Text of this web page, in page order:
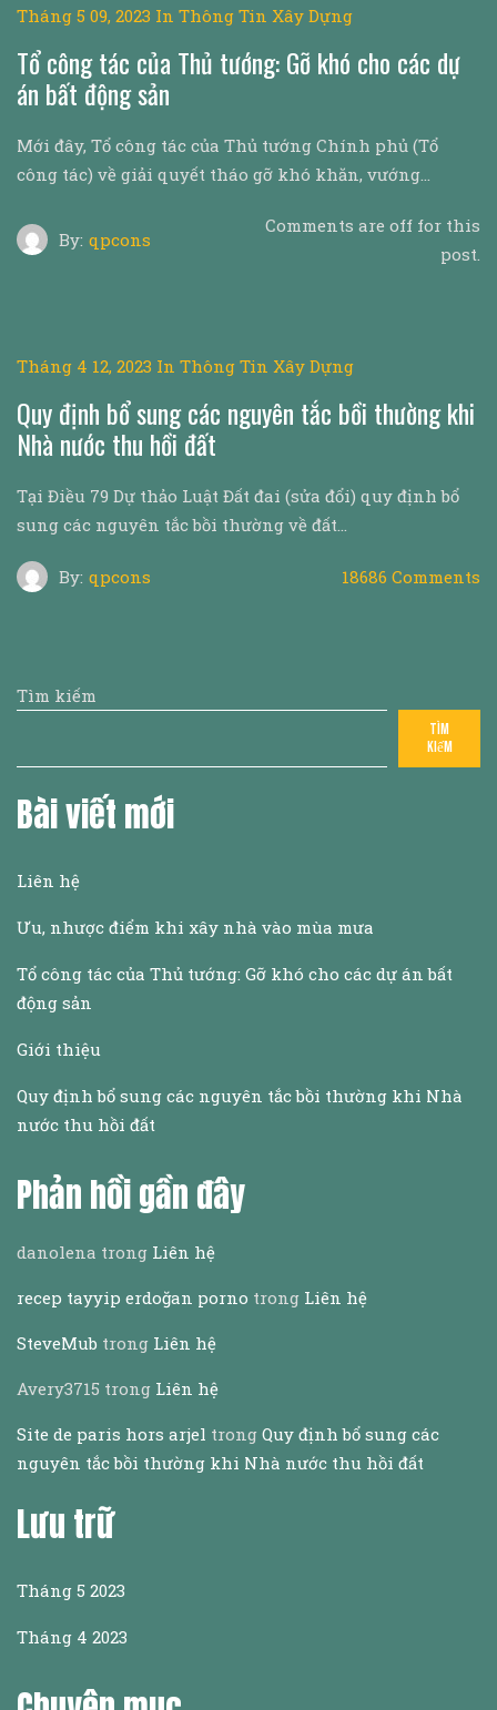
Tháng 5 09, 2023 In Thông Tin Xây Dựng
Tổ công tác của Thủ tướng: Gỡ khó cho các dự
án bất động sản
Mới đây, Tổ công tác của Thủ tướng Chính phủ (Tổ
công tác) về giải quyết tháo gỡ khó khăn, vướng…
By: qpcons
Comments are off for this
post.
Tháng 4 12, 2023 In Thông Tin Xây Dựng
Quy định bổ sung các nguyên tắc bồi thường khi
Nhà nước thu hồi đất
Tại Điều 79 Dự thảo Luật Đất đai (sửa đổi) quy định bổ
sung các nguyên tắc bồi thường về đất…
By: qpcons 18686 Comments
Tìm kiếm
Tìm
kiếm
Bài viết mới
Liên hệ
Ưu, nhược điểm khi xây nhà vào mùa mưa
Tổ công tác của Thủ tướng: Gỡ khó cho các dự án bất
động sản
Giới thiệu
Quy định bổ sung các nguyên tắc bồi thường khi Nhà
nước thu hồi đất
Phản hồi gần đây
danolena trong Liên hệ
recep tayyip erdoğan porno trong Liên hệ
SteveMub trong Liên hệ
Avery3715 trong Liên hệ
Site de paris hors arjel trong Quy định bổ sung các
nguyên tắc bồi thường khi Nhà nước thu hồi đất
Lưu trữ
Tháng 5 2023
Tháng 4 2023